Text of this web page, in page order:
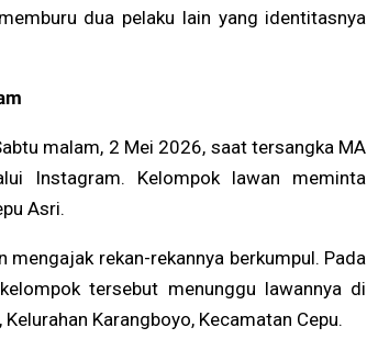
dua pelaku lain yang identitasnya
malam, 2 Mei 2026, saat tersangka MA
Instagram. Kelompok lawan meminta
Asri.
rekan-rekannya berkumpul. Pada
tersebut menunggu lawannya di
Karangboyo, Kecamatan Cepu.